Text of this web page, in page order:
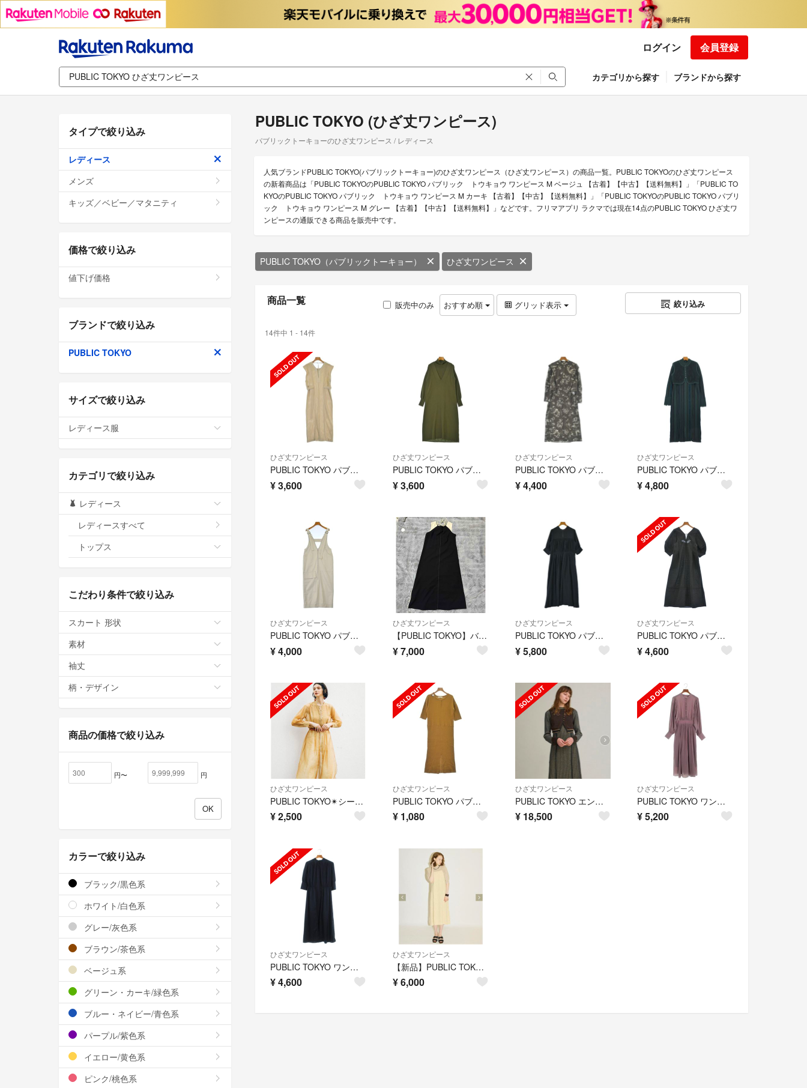
ログイン 会員登録
カテゴリから探す ブランドから探す
PUBLIC TOKYO (ひざ丈ワンピース)
パブリックトーキョーのひざ丈ワンピース / レディース
人気ブランドPUBLIC TOKYO(パブリックトーキョー)のひざ丈ワンピース（ひざ丈ワンピース）の商品一覧。PUBLIC TOKYOのひざ丈ワンピース
の新着商品は「PUBLIC TOKYOのPUBLIC TOKYO パブリック トウキョウ ワンピース M ベージュ 【古着】【中古】【送料無料】」「PUBLIC TO
KYOのPUBLIC TOKYO パブリック トウキョウ ワンピース M カーキ 【古着】【中古】【送料無料】」「PUBLIC TOKYOのPUBLIC TOKYO パブリ
ック トウキョウ ワンピース M グレー 【古着】【中古】【送料無料】」などです。フリマアプリ ラクマでは現在14点のPUBLIC TOKYO ひざ丈ワ
ンピースの通販できる商品を販売中です。
PUBLIC TOKYO（パブリックトーキョー） ひざ丈ワンピース
商品一覧 販売中のみ おすすめ順 グリッド表示 絞り込み
14件中 1 - 14件
ひざ丈ワンピース
PUBLIC TOKYO パブリック トウキョウ ワンピース M ベージュ 【古着】【中古】【送料無料】
¥3,600
ひざ丈ワンピース
PUBLIC TOKYO パブリック トウキョウ ワンピース M カーキ 【古着】【中古】【送料無料】
¥3,600
ひざ丈ワンピース
PUBLIC TOKYO パブリック トウキョウ ワンピース M グレー 【古着】【中古】【送料無料】
¥4,400
ひざ丈ワンピース
PUBLIC TOKYO パブリック トウキョウ ワンピース M 緑 【古着】【中古】【送料無料】
¥4,800
ひざ丈ワンピース
PUBLIC TOKYO パブリック トウキョウ ワンピース M グレー 【古着】【中古】【送料無料】
¥4,000
ひざ丈ワンピース
【PUBLIC TOKYO】バイカラーワンピース
¥7,000
ひざ丈ワンピース
PUBLIC TOKYO パブリック トウキョウ ワンピース M 紺 【古着】【中古】【送料無料】
¥5,800
ひざ丈ワンピース
PUBLIC TOKYO パブリック トウキョウ ワンピース F 黒 【古着】【中古】
¥4,600
ひざ丈ワンピース
PUBLIC TOKYO✴︎シースルーワンピース
¥2,500
ひざ丈ワンピース
PUBLIC TOKYO パブリック トウキョウ ワンピース M ベージュ 【古着】【中古】
¥ 1,080
ひざ丈ワンピース
PUBLIC TOKYO エンブロイダリーニットワンピース
¥ 18,500
ひざ丈ワンピース
PUBLIC TOKYO ワンピース レディース
¥5,200
ひざ丈ワンピース
PUBLIC TOKYO ワンピース レディース
¥4,600
ひざ丈ワンピース
【新品】PUBLIC TOKYO セットワンピース
¥6,000
タイプで絞り込み
レディース
メンズ
キッズ／ベビー／マタニティ
価格で絞り込み
値下げ価格
ブランドで絞り込み
PUBLIC TOKYO
サイズで絞り込み
レディース服
カテゴリで絞り込み
レディース
レディースすべて
トップス
こだわり条件で絞り込み
スカート 形状
素材
袖丈
柄・デザイン
商品の価格で絞り込み
円〜 円
カラーで絞り込み
ブラック/黒色系
ホワイト/白色系
グレー/灰色系
ブラウン/茶色系
ベージュ系
グリーン・カーキ/緑色系
ブルー・ネイビー/青色系
パープル/紫色系
イエロー/黄色系
ピンク/桃色系